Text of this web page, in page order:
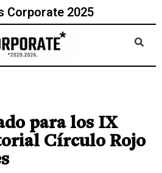
Corporate 2025
para los IX
Círculo Rojo